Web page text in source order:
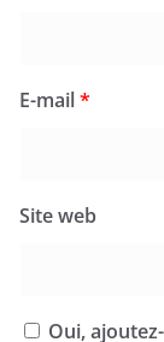
E-mail*
Site web
Oui,